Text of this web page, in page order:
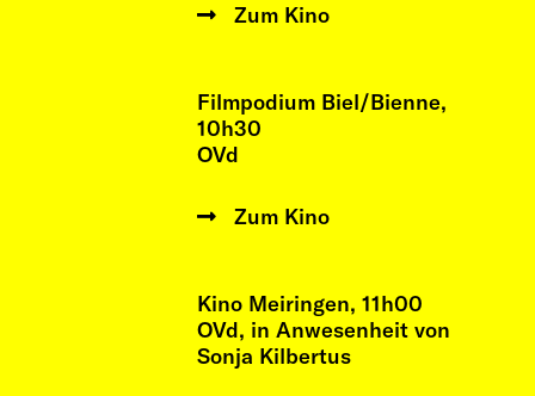
Zum Kino
Filmpodium Biel/Bienne,
10h30
OVd
Zum Kino
Kino Meiringen, 11h00
OVd, in Anwesenheit von
Sonja Kilbertus